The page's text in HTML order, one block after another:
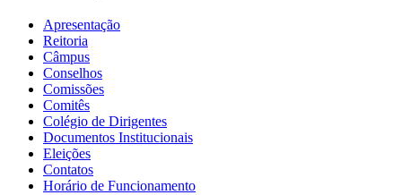
Apresentação
Reitoria
Câmpus
Conselhos
Comissões
Comitês
Colégio de Dirigentes
Documentos Institucionais
Eleições
Contatos
Horário de Funcionamento